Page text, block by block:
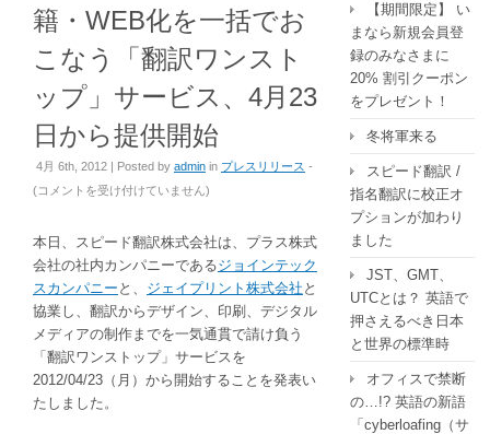
籍・WEB化を一括でお
こなう「翻訳ワンスト
ップ」サービス、4月23
日から提供開始
4月 6th, 2012 | Posted by admin in プレスリリース -
(翻
か
ら
刷
の
デ
ザ
コメントを受け付けていません)
本日、スピード翻訳株式会社は、プラス株式
会社の社内カンパニーであるジョインテック
スカンパニー と、 ジェイプリント株式会社 と
協業し、翻訳からデザイン、印刷、デジタル
メディアの制作までを一気通貫で請け負う
「翻訳ワンストップ」サービスを
2012/04/23（月）から開始することを発表い
たしました。
【期間限定】 い
まなら新規会員登
録のみなさまに
20% 割引クーポン
をプレゼント！
冬将軍来る
スピード翻訳 /
指名翻訳に校正オ
プションが加わり
ました
JST、GMT、
UTCとは？ 英語で
押さえるべき日本
と世界の標準時
オフィスで禁断
の…!? 英語の新語
「cyberloafing（サ